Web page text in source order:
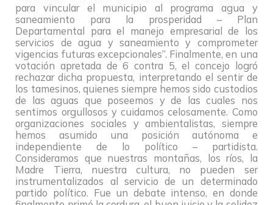
para vincular el municipio al programa agua y
saneamiento para la prosperidad – Plan
Departamental para el manejo empresarial de los
servicios de agua y saneamiento y comprometer
vigencias futuras excepcionales”. Finalmente, en una
votación apretada de 6 contra 5, el concejo logró
rechazar dicha propuesta, interpretando el sentir de
los tamesinos, quienes siempre hemos sido custodios
de las aguas que poseemos y de las cuales nos
sentimos orgullosos y cuidamos celosamente. Como
organizaciones sociales y ambientalistas, siempre
hemos asumido una posición autónoma e
independiente de lo político – partidista.
Consideramos que nuestras montañas, los ríos, la
Madre Tierra, nuestra cultura, no pueden ser
instrumentalizados al servicio de un determinado
partido político. Fue un debate intenso, en donde